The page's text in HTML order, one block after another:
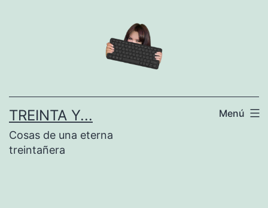
TREINTA Y...
Cosas de una eterna
treintañera
Menú